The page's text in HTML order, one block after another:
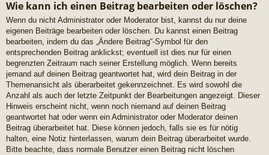
Wie kann ich einen Beitrag bearbeiten oder löschen?
Wenn du nicht Administrator oder Moderator bist, kannst du nur deine
eigenen Beiträge bearbeiten oder löschen. Du kannst einen Beitrag
bearbeiten, indem du das „Ändere Beitrag“-Symbol für den
entsprechenden Beitrag anklickst; eventuell ist dies nur für einen
begrenzten Zeitraum nach seiner Erstellung möglich. Wenn bereits
jemand auf deinen Beitrag geantwortet hat, wird dein Beitrag in der
Themenansicht als überarbeitet gekennzeichnet. Es wird sowohl die
Anzahl als auch der letzte Zeitpunkt der Bearbeitungen angezeigt. Dieser
Hinweis erscheint nicht, wenn noch niemand auf deinen Beitrag
geantwortet hat oder wenn ein Administrator oder Moderator deinen
Beitrag überarbeitet hat. Diese können jedoch, falls sie es für nötig
halten, eine Notiz hinterlassen, warum dein Beitrag überarbeitet wurde.
Bitte beachte, dass normale Benutzer einen Beitrag nicht löschen